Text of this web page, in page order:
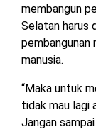
DPRD
TULANG
BAWANG
TULANG
BAWANG
membangun
Selatan harus
pembangunan
manusia.
“Maka untuk
tidak mau lagi
Jangan